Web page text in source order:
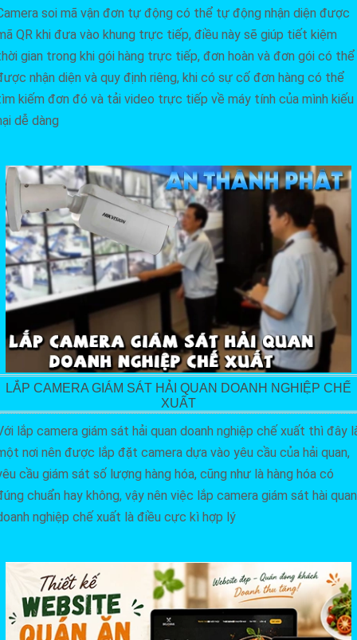
soi mã vận đơn tự động có thể tự động nhận diện được
QR khi đưa vào khung trực tiếp, điều này sẽ giúp tiết kiệm
gian trong khi gói hàng trực tiếp, đơn hoàn và đơn gói có thể
nhận diện và quy định riêng, khi có sự cố đơn hàng có thể
kiếm đơn đó và tải video trực tiếp về máy tính của mình kiếu
dễ dàng
LẮP CAMERA GIÁM SÁT HẢI QUAN DOANH NGHIỆP CHẾ
XUẤT
lắp camera giám sát hải quan doanh nghiệp chế xuất thì đây
nơi nên được lắp đặt camera dựa vào yêu cầu của hải quan,
cầu giám sát số lượng hàng hóa, cũng như là hàng hóa có
chuẩn hay không, vậy nên việc lắp camera giám sát hài quan
nghiệp chế xuất là điều cực kì hợp lý